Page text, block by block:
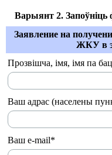
Варыянт 2. Запоўніць
Заявление на
ЖКУ в
Прозвішча, імя, імя па
Ваш адрас (населены
Ваш e-mail*